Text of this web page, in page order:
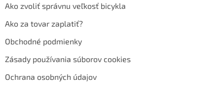
Ako zvoliť správnu veľkosť bicykla
Ako za tovar zaplatiť?
Obchodné podmienky
Zásady používania súborov cookies
Ochrana osobných údajov